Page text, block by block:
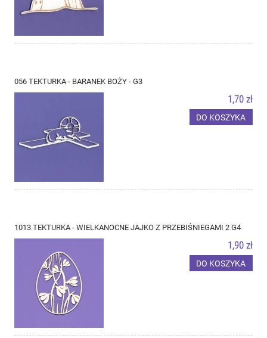
056 TEKTURKA - BARANEK BOŻY - G3
1,70 zł
DO KOSZYKA
1013 TEKTURKA - WIELKANOCNE JAJKO Z PRZEBIŚNIEGAMI 2 G4
1,90 zł
DO KOSZYKA